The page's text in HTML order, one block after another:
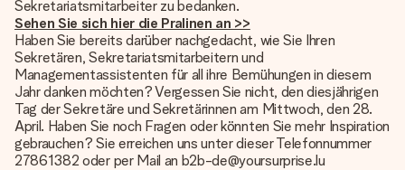
Sekretariatsmitarbeiter zu bedanken.
Sehen Sie sich hier die Pralinen an >>
Haben Sie bereits darüber nachgedacht, wie Sie Ihren
Sekretären, Sekretariatsmitarbeitern und
Managementassistenten für all ihre Bemühungen in diesem
Jahr danken möchten? Vergessen Sie nicht, den diesjährigen
Tag der Sekretäre und Sekretärinnen am Mittwoch, den 28.
April. Haben Sie noch Fragen oder könnten Sie mehr Inspiration
gebrauchen? Sie erreichen uns unter dieser Telefonnummer
27861382 oder per Mail an b2b-de@yoursurprise.lu